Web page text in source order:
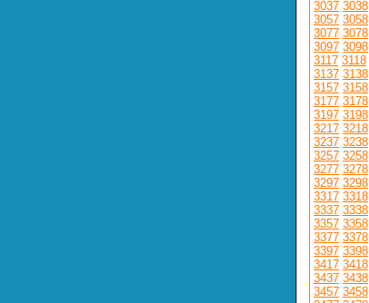
3037 3038
3057 3058
3077 3078
3097 3098
3117 3118
3137 3138
3157 3158
3177 3178
3197 3198
3217 3218
3237 3238
3257 3258
3277 3278
3297 3298
3317 3318
3337 3338
3357 3358
3377 3378
3397 3398
3417 3418
3437 3438
3457 3458